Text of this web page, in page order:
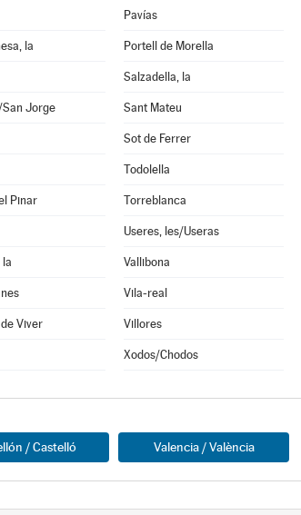
Pavías
la Portell de Morella
Salzadella, la
Jorge Sant Mateu
Sot de Ferrer
Todolella
Pinar Torreblanca
Useres, les/Useras
la Vallibona
Vila-real
Viver Villores
Xodos/Chodos
/ Castelló Valencia / València